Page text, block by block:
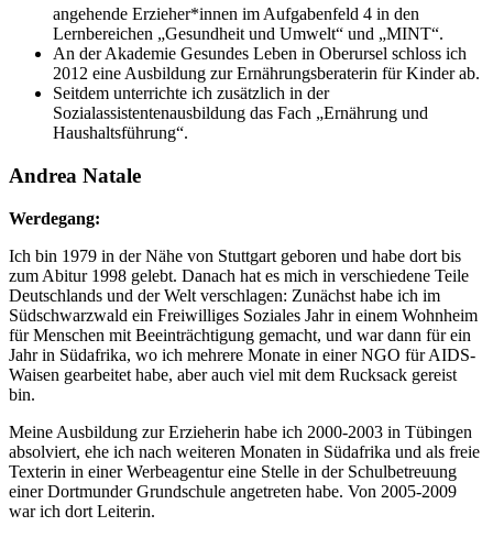
angehende Erzieher*innen im Aufgabenfeld 4 in den
Lernbereichen „Gesundheit und Umwelt“ und „MINT“.
An der Akademie Gesundes Leben in Oberursel schloss ich
2012 eine Ausbildung zur Ernährungsberaterin für Kinder ab.
Seitdem unterrichte ich zusätzlich in der
Sozialassistentenausbildung das Fach „Ernährung und
Haushaltsführung“.
Andrea Natale
Werdegang:
Ich bin 1979 in der Nähe von Stuttgart geboren und habe dort bis
zum Abitur 1998 gelebt. Danach hat es mich in verschiedene Teile
Deutschlands und der Welt verschlagen: Zunächst habe ich im
Südschwarzwald ein Freiwilliges Soziales Jahr in einem Wohnheim
für Menschen mit Beeinträchtigung gemacht, und war dann für ein
Jahr in Südafrika, wo ich mehrere Monate in einer NGO für AIDS-
Waisen gearbeitet habe, aber auch viel mit dem Rucksack gereist
bin.
Meine Ausbildung zur Erzieherin habe ich 2000-2003 in Tübingen
absolviert, ehe ich nach weiteren Monaten in Südafrika und als freie
Texterin in einer Werbeagentur eine Stelle in der Schulbetreuung
einer Dortmunder Grundschule angetreten habe. Von 2005-2009
war ich dort Leiterin.